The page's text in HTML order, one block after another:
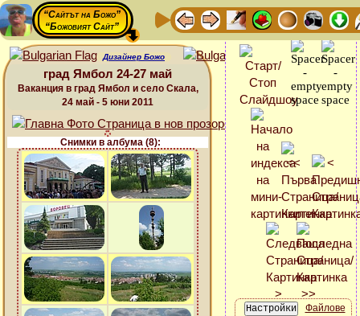
“Сайтът на Божо”
“Божовият Сайт”
Дизайнер Божо
град Ямбол 24-27 май
Ваканция в град Ямбол и село Скала,
24 май - 5 юни 2011
Снимки в албума (8):
Файлове